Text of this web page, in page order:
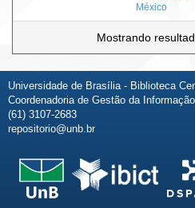
México
Mostrando
Universidade de Brasília - Biblioteca
Coordenadoria de Gestão da
(61) 3107-2683
repositorio@unb.br